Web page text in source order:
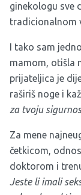
ginekologu sve
tradicionalnom
I tako sam
mamom, otišla
prijateljica je
raširiš noge i
za tvoju
Za mene
četkicom,
doktorom i
Jeste li imali